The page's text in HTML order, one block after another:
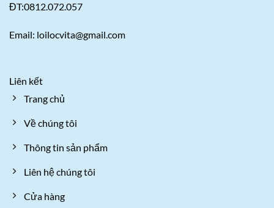
ĐT:0812.072.057
Email: loilocvita@gmail.com
Liên kết
Trang chủ
Về chúng tôi
Thông tin sản phẩm
Liên hệ chúng tôi
Cửa hàng